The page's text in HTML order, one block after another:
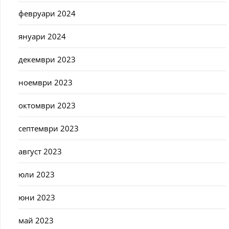
февруари 2024
януари 2024
декември 2023
ноември 2023
октомври 2023
септември 2023
август 2023
юли 2023
юни 2023
май 2023